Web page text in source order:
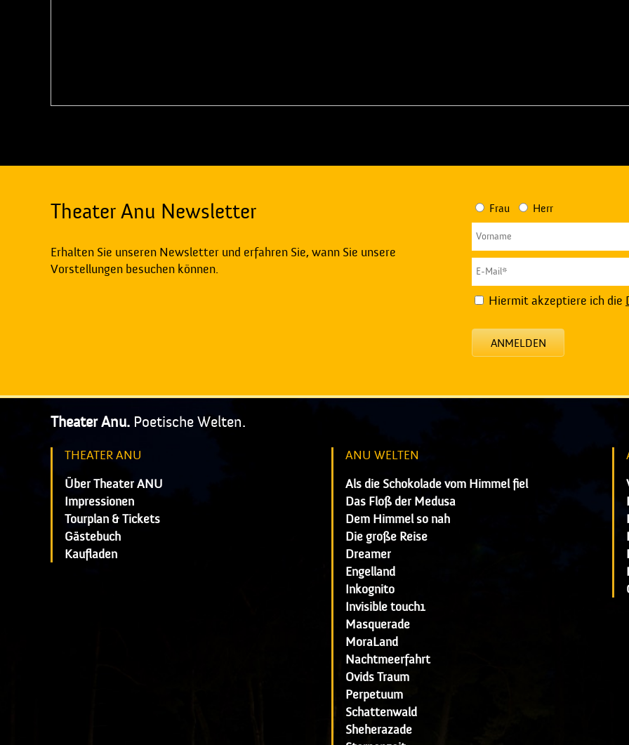
Theater Anu Newsletter
Erhalten Sie unseren Newsletter und erfahren Sie, wann Sie unsere
Vorstellungen besuchen können.
Frau Herr
Hiermit akzeptiere ich die
ANMELDEN
Theater Anu. Poetische Welten.
THEATER ANU
Über Theater ANU
Impressionen
Tourplan & Tickets
Gästebuch
Kaufladen
ANU WELTEN
Als die Schokolade vom Himmel fiel
Das Floß der Medusa
Dem Himmel so nah
Die große Reise
Dreamer
Engelland
Inkognito
Invisible touch1
Masquerade
MoraLand
Nachtmeerfahrt
Ovids Traum
Perpetuum
Schattenwald
Sheherazade